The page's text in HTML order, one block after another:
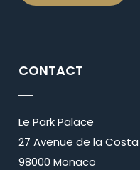
CONTACT
Le Park Palace
27 Avenue de la Costa
98000 Monaco